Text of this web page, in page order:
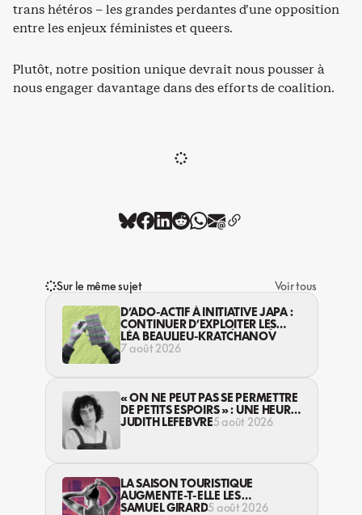
trans hétéros – les grandes perdantes d’une opposition
entre les enjeux féministes et queers.
Plutôt, notre position unique devrait nous pousser à
nous engager davantage dans des efforts de coalition.
Sur le même sujet
Voir tous
D’ADO-ACTIF À INITIATIVE JAPA :
CONTINUER D’EXPLOITER LES
JEUNES… DANS LA LÉGALITÉ?
LÉA BEAULIEU-KRATCHANOV
7 août 2026
« ON NE PEUT PAS SE PERMETTRE
DE PETITS ESPOIRS » : UNE HEURE
AVEC AVI LEWIS
JUDITH LEFEBVRE5 août 2026
LA SAISON TOURISTIQUE
AUGMENTE-T-ELLE LES
VIOLENCES CONTRE LES
SAMUEL GIRARD5 août 2026